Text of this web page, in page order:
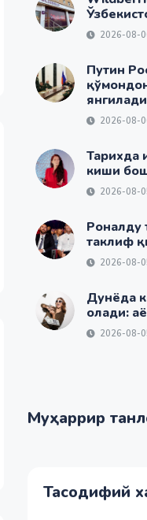
2026-08-
Путин
янгилади
2026-08-
Тарихда
киши
2026-08-
Роналду
таклиф
2026-08-
Дунёда
олади:
2026-08-
Муҳаррир
Тасодифий